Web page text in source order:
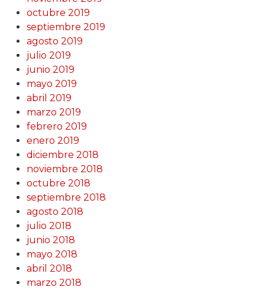
octubre 2019
septiembre 2019
agosto 2019
julio 2019
junio 2019
mayo 2019
abril 2019
marzo 2019
febrero 2019
enero 2019
diciembre 2018
noviembre 2018
octubre 2018
septiembre 2018
agosto 2018
julio 2018
junio 2018
mayo 2018
abril 2018
marzo 2018